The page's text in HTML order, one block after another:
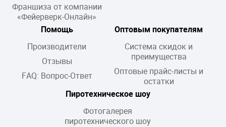
Франшиза от компании
«Фейерверк-Онлайн»
Помощь
Производители
Отзывы
FAQ: Вопрос-Ответ
Оптовым покупателям
Система скидок и
преимущества
Оптовые прайс-листы и
остатки
Пиротехническое шоу
Фотогалерея
пиротехнического шоу